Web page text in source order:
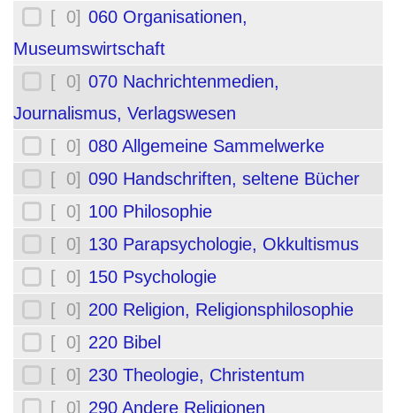
[ 0] 060 Organisationen,
Museumswirtschaft
[ 0] 070 Nachrichtenmedien,
Journalismus, Verlagswesen
[ 0] 080 Allgemeine Sammelwerke
[ 0] 090 Handschriften, seltene Bücher
[ 0] 100 Philosophie
[ 0] 130 Parapsychologie, Okkultismus
[ 0] 150 Psychologie
[ 0] 200 Religion, Religionsphilosophie
[ 0] 220 Bibel
[ 0] 230 Theologie, Christentum
[ 0] 290 Andere Religionen